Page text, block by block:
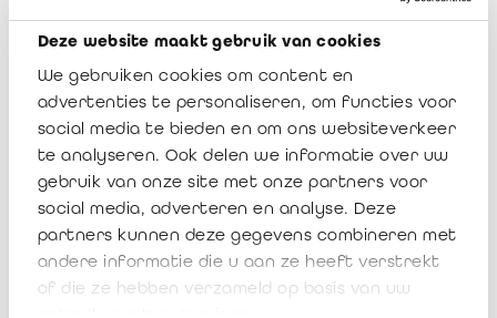
Deze website maakt gebruik van cookies
We gebruiken cookies om content en
advertenties te personaliseren, om functies voor
social media te bieden en om ons websiteverkeer
te analyseren. Ook delen we informatie over uw
gebruik van onze site met onze partners voor
social media, adverteren en analyse. Deze
partners kunnen deze gegevens combineren met
andere informatie die u aan ze heeft verstrekt
of die ze hebben verzameld op basis van uw
le cas échéant une mention dans le rapport de gestion.
réviseur d’entreprises travaillant comme indépendant devra
également examiner les mesures éventuelles à prendre dans la
cadre du livre XX CDE sur l’insolvabilité.
Aspects fiscaux
Etant donné que le CSR saisit la Commission des sanctions de
la FSMA pour appliquer les mesures et amendes, et que la
FSMA est une autorité publique (Autorité des services et